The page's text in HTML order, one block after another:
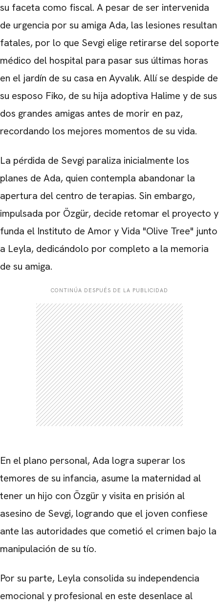
su faceta como fiscal. A pesar de ser intervenida
de urgencia por su amiga Ada, las lesiones resultan
fatales, por lo que Sevgi elige retirarse del soporte
médico del hospital para pasar sus últimas horas
en el jardín de su casa en Ayvalık. Allí se despide de
su esposo Fiko, de su hija adoptiva Halime y de sus
dos grandes amigas antes de morir en paz,
recordando los mejores momentos de su vida.
La pérdida de Sevgi paraliza inicialmente los
planes de Ada, quien contempla abandonar la
apertura del centro de terapias. Sin embargo,
impulsada por Özgür, decide retomar el proyecto y
funda el Instituto de Amor y Vida "Olive Tree" junto
a Leyla, dedicándolo por completo a la memoria
de su amiga.
CONTINÚA DESPUÉS DE LA PUBLICIDAD
En el plano personal, Ada logra superar los
temores de su infancia, asume la maternidad al
tener un hijo con Özgür y visita en prisión al
asesino de Sevgi, logrando que el joven confiese
ante las autoridades que cometió el crimen bajo la
manipulación de su tío.
Por su parte, Leyla consolida su independencia
emocional y profesional en este desenlace al